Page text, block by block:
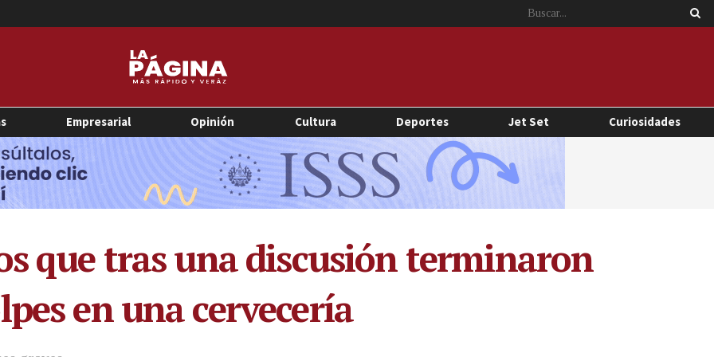
Empresarial Opinión Cultura Deportes Jet Set Curiosidades
que tras una discusión terminaron
en una cervecería